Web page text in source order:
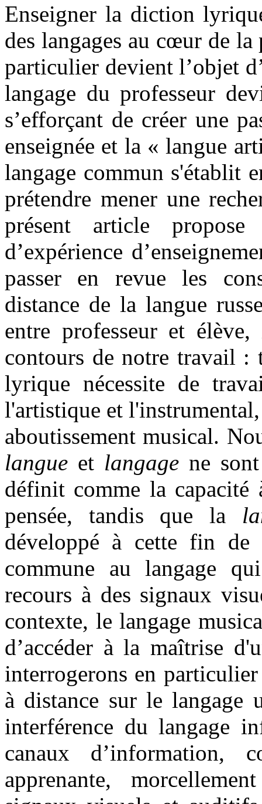
Enseigner la diction
des langages au cœur de
particulier devient l’objet
langage du professeur
s’efforçant de créer une
enseignée et la « langue
langage commun s'établit
prétendre mener une
présent article
d’expérience
passer en revue les
distance de la langue
entre professeur et
contours de notre travail :
lyrique nécessite de
l'artistique et
aboutissement musical.
langue et langagene
définit comme la capacité
pensée, tandis que la
développé à cette fin de
commune au langage
recours à des signaux
contexte, le langage
d’accéder à la maîtrise
interrogerons en
à distance sur le langage
interférence du langage
canaux d’information,
apprenante,